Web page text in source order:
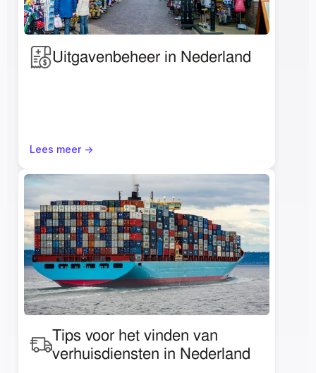
Uitgavenbeheer in Nederland
Lees meer ->
Tips voor het vinden van
verhuisdiensten in Nederland